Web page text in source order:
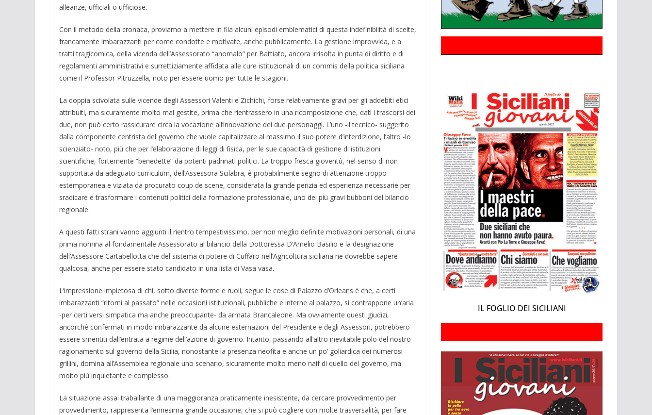
alleanze, ufficiali o ufficiose.
Con il metodo della cronaca, proviamo a mettere in fila alcuni episodi emblematici di questa indefinibilità di scelte,
francamente imbarazzanti per come condotte e motivate, anche pubblicamente. La gestione improvvida, e a
tratti tragicomica, della vicenda dell’Assessorato “anomalo” per Battiato, ancora irrisolta in punta di diritto e di
regolamenti amministrativi e surrettiziamente affidata alle cure istituzionali di un commis della politica siciliana
come il Professor Pitruzzella, noto per essere uomo per tutte le stagioni.
La doppia scivolata sulle vicende degli Assessori Valenti e Zichichi, forse relativamente gravi per gli addebiti etici
attribuiti, ma sicuramente molto mal gestite, prima che rientrassero in una ricomposizione che, dati i trascorsi dei
due, non può certo rassicurare circa la vocazione all’innovazione dei due personaggi. L’uno -il tecnico- suggerito
dalla componente centrista del governo che vuole capitalizzare al massimo il suo potere d’interdizione, l’altro -lo
scienziato- noto, più che per l’elaborazione di leggi di fisica, per le sue capacità di gestione di istituzioni
scientifiche, fortemente “benedette” da potenti padrinati politici. La troppo fresca gioventù, nel senso di non
supportata da adeguato curriculum, dell’Assessora Scilabra, è probabilmente segno di attenzione troppo
estemporanea e viziata da procurato coup de scene, considerata la grande perizia ed esperienza necessarie per
sradicare e trasformare i contenuti politici della formazione professionale, uno dei più gravi bubboni del bilancio
regionale.
A questi fatti strani vanno aggiunti il rientro tempestivissimo, per non meglio definite motivazioni personali, di una
prima nomina al fondamentale Assessorato al bilancio della Dottoressa D’Amelio Basilio e la designazione
dell’Assessore Cartabellotta che del sistema di potere di Cuffaro nell’Agricoltura siciliana ne dovrebbe sapere
qualcosa, anche per essere stato candidato in una lista di Vasa vasa.
L’impressione impietosa di chi, sotto diverse forme e ruoli, segue le cose di Palazzo d’Orleans è che, a certi
imbarazzanti “ritorni al passato” nelle occasioni istituzionali, pubbliche e interne al palazzo, si contrappone un’aria
-per certi versi simpatica ma anche preoccupante- da armata Brancaleone. Ma ovviamente questi giudizi,
ancorché confermati in modo imbarazzante da alcune esternazioni del Presidente e degli Assessori, potrebbero
essere smentiti dall’entrata a regime dell’azione di governo. Intanto, passando all’altro inevitabile polo del nostro
ragionamento sul governo della Sicilia, nonostante la presenza neofita e anche un po’ goliardica dei numerosi
grillini, domina all’Assemblea regionale uno scenario, sicuramente molto meno naif di quello del governo, ma
molto più inquietante e complesso.
La situazione assai traballante di una maggioranza praticamente inesistente, da cercare provvedimento per
provvedimento, rappresenta l’ennesima grande occasione, che si può cogliere con molte trasversalità, per fare
IL FOGLIO DEI SICILIANI